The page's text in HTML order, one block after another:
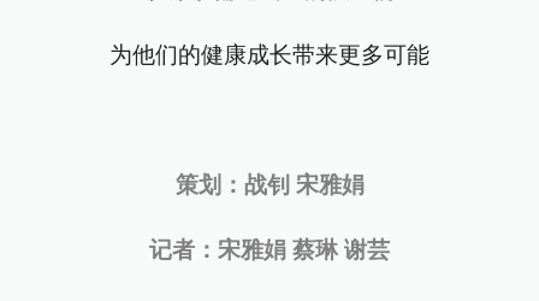
为他们的健康成长带来更多可能
策划：战钊 宋雅娟
记者：宋雅娟 蔡琳 谢芸